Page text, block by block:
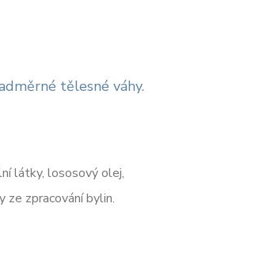
tělesné váhy.
látky, lososový olej,
ze zpracování bylin.